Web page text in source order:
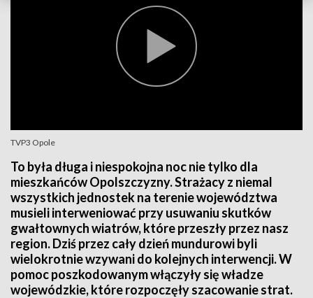
TVP3 Opole
To była długa i niespokojna noc nie tylko dla
mieszkańców Opolszczyzny. Strażacy z niemal
wszystkich jednostek na terenie województwa
musieli interweniować przy usuwaniu skutków
gwałtownych wiatrów, które przeszły przez nasz
region. Dziś przez cały dzień mundurowi byli
wielokrotnie wzywani do kolejnych interwencji. W
pomoc poszkodowanym włączyły się władze
wojewódzkie, które rozpoczęły szacowanie strat.